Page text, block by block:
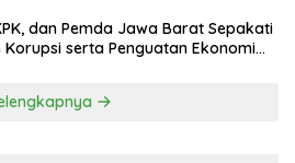
dan Pemda Jawa Barat Sepakati
serta Penguatan Ekonomi